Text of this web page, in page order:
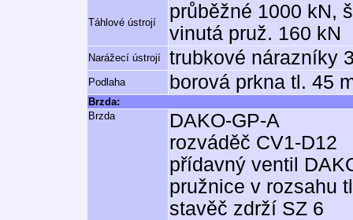
Táhlové ústrojí
průběžné 1000 kN,
vinutá pruž. 160 kN
Narážecí ústrojí trubkové nárazníky
Podlaha borová prkna tl. 45
Brzda:
Brzda
DAKO-GP-A
rozváděč CV1-D12
přídavný ventil
pružnice v rozsahu
stavěč zdrží SZ 6